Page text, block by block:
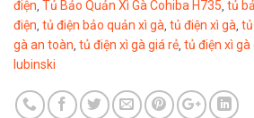
điện, Tủ Bảo Quản Xì Gà Cohiba H735, tủ
điện, tủ điện bảo quản xì gà, tủ điện xì gà, tủ
gà an toàn, tủ điện xì gà giá rẻ, tủ điện xì gà
lubinski